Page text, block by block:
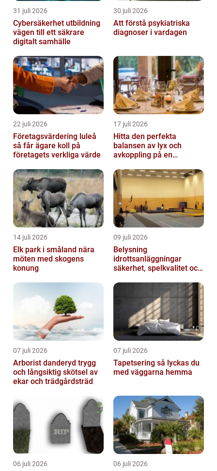
31 juli 2026
Cybersäkerhet utbildning
vägen till ett säkrare
digitalt samhälle
30 juli 2026
Att förstå psykiatriska
diagnoser i vardagen
22 juli 2026
Företagsvärdering luleå
så får ägare koll på
företagets verkliga värde
17 juli 2026
Hitta den perfekta
balansen av lyx och
avkoppling på en
Östermalm
14 juli 2026
Elk park i småland nära
möten med skogens
konung
09 juli 2026
Belysning
idrottsanläggningar
säkerhet, spelkvalitet och
07 juli 2026
Arborist danderyd trygg
och långsiktig skötsel av
ekar och trädgårdsträd
07 juli 2026
Tapetsering så lyckas du
med väggarna hemma
06 juli 2026 06 juli 2026